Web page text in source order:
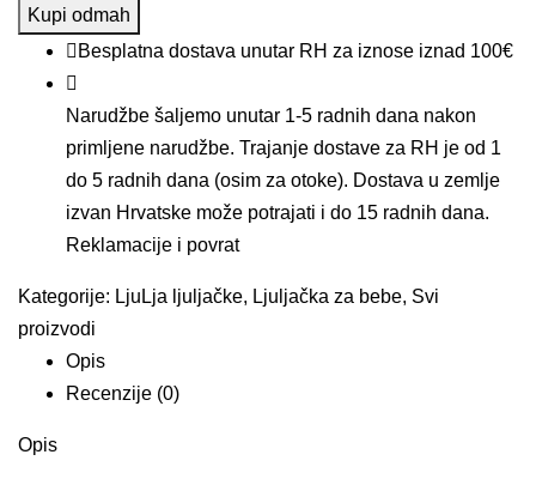
bez
jastuka
količina
Kupi odmah
Besplatna dostava unutar RH za iznose iznad 100€
Narudžbe šaljemo unutar 1-5 radnih dana nakon
primljene narudžbe. Trajanje dostave za RH je od 1
do 5 radnih dana (osim za otoke). Dostava u zemlje
izvan Hrvatske može potrajati i do 15 radnih dana.
Reklamacije i povrat
Kategorije: LjuLja ljuljačke, Ljuljačka za bebe, Svi
proizvodi
Opis
Recenzije (0)
Opis